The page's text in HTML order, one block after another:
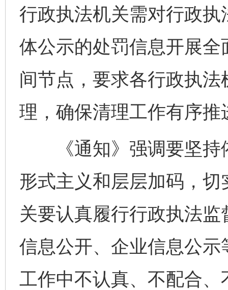
行政执法机关需对行政
体公示的处罚信息开展
间节点，要求各行政执
理，确保清理工作有序推
《通知》强调要坚持
形式主义和层层加码，
关要认真履行行政执法
信息公开、企业信息公
工作中不认真、不配合